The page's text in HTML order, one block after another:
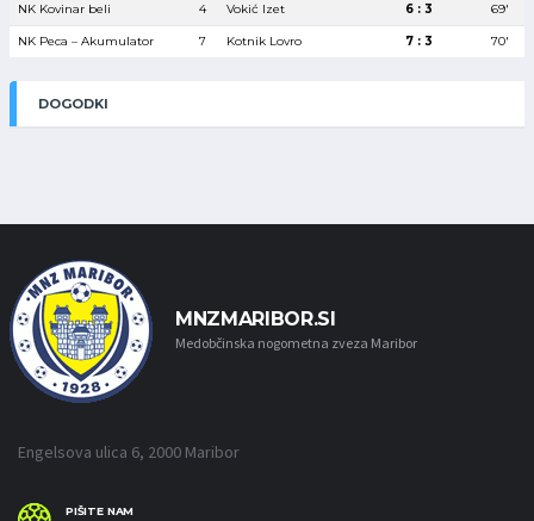
NK Kovinar beli 4 Vokić Izet 6 : 3 69′
NK Peca – Akumulator 7 Kotnik Lovro 7 : 3 70′
DOGODKI
MNZMARIBOR.SI
Medobčinska nogometna zveza Maribor
Engelsova ulica 6, 2000 Maribor
PIŠITE NAM